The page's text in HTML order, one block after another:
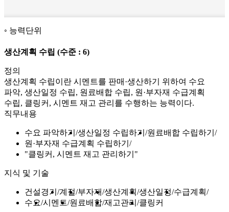
능력단위
생산계획 수립 (수준 : 6)
정의
생산계획 수립이란 시멘트를 판매·생산하기 위하여 수요
파악, 생산일정 수립, 원료배합 수립, 원·부자재 수급계획
수립, 클링커, 시멘트 재고 관리를 수행하는 능력이다.
직무내용
수요 파악하기 생산일정 수립하기
원료배합 수립하기
원·부자재 수급계획 수립하기
"클링커, 시멘트 재고 관리하기"
지식 및 기술
건설경기 계절 부자재 생산계획 생산일정 수급계획
수요 시멘트 원료배합 재고관리 클링커